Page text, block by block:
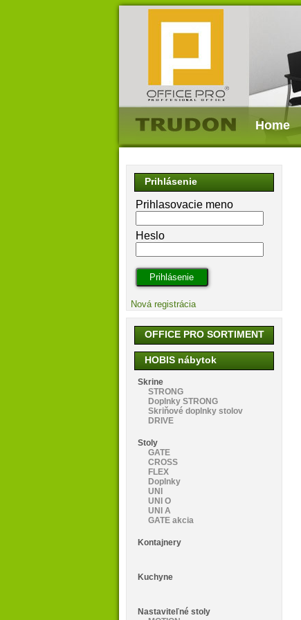
Home
Prihlásenie
Prihlasovacie meno
Heslo
Nová registrácia
OFFICE PRO SORTIMENT
HOBIS nábytok
Skrine
STRONG
Doplnky STRONG
Skriňové doplnky stolov
DRIVE
Stoly
GATE
CROSS
FLEX
Doplnky
UNI
UNI O
UNI A
GATE akcia
Kontajnery
Kuchyne
Nastaviteľné stoly